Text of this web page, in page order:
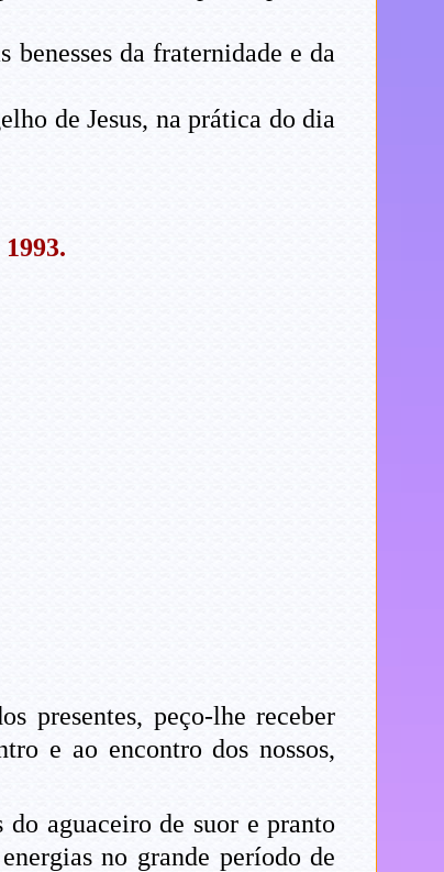
benesses da fraternidade e da
de Jesus, na prática do dia
presentes, peço-lhe receber
e ao encontro dos nossos,
aguaceiro de suor e pranto
no grande período de